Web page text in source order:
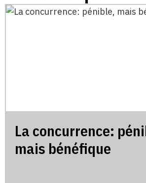
La concurrence:
mais bénéfique